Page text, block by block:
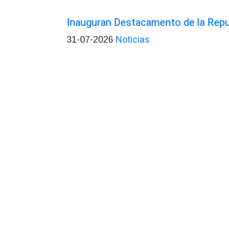
Inauguran Destacamento de la
31-07-2026 Noticias